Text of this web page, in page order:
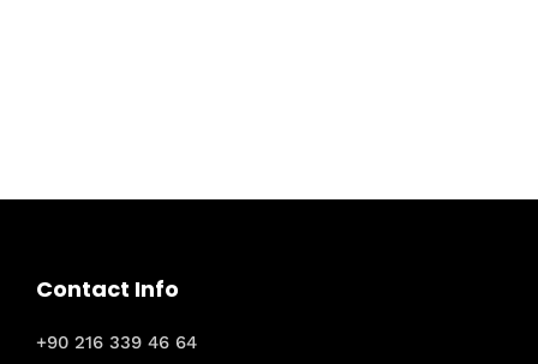
Contact Info
+90 216 339 46 64